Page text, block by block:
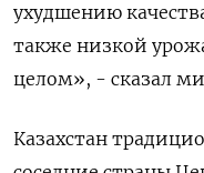
ухудшению
также низкой
целом», - сказал
Казахстан